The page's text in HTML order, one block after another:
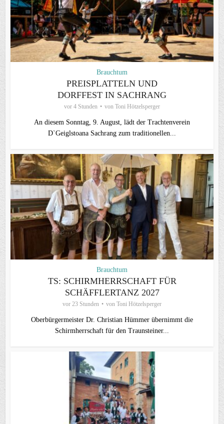
Brauchtum
PREISPLATTELN UND
DORFFEST IN SACHRANG
vor 4 Stunden von Toni Hötzelsperger
An diesem Sonntag, 9. August, lädt der Trachtenverein
D`Geiglstoana Sachrang zum traditionellen...
Brauchtum
TS: SCHIRMHERRSCHAFT FÜR
SCHÄFFLERTANZ 2027
vor 23 Stunden von Toni Hötzelsperger
Oberbürgermeister Dr. Christian Hümmer übernimmt die
Schirmherrschaft für den Traunsteiner...